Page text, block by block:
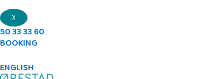
X
50 33 33 60
BOOKING
ENGLISH